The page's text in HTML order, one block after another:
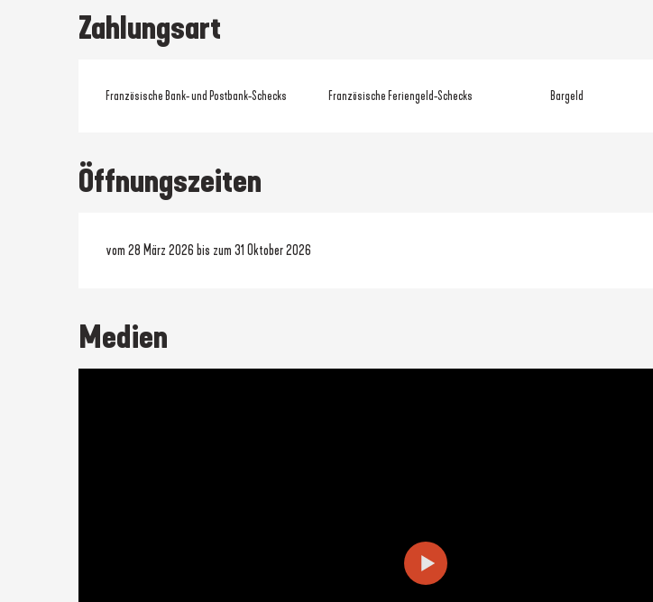
Zahlungsart
Französische Bank- und Postbank-Schecks Französische Feriengeld-Schecks Bargeld
Öffnungszeiten
vom 28 März 2026 bis zum 31 Oktober 2026
Medien